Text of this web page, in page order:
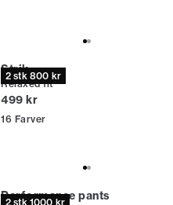
2 stk 800 kr
Strik
Relaxed fit
I alt (inkl. rabat)
499 kr
16 Farver
2 stk 1000 kr
Performance pants